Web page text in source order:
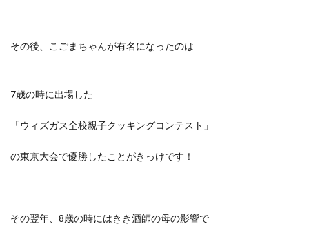
その後、こごまちゃんが有名になったのは
7歳の時に出場した
「ウィズガス全校親子クッキングコンテスト」
の東京大会で優勝したことがきっけです！
その翌年、8歳の時にはきき酒師の母の影響で